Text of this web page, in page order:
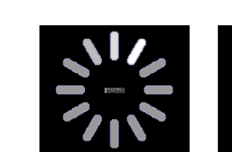
念，不断创新，森林情境景观，住宅科
技应用及装修品质上再升级，打造社会
认可，业主满意的绿色科技经典名宅。